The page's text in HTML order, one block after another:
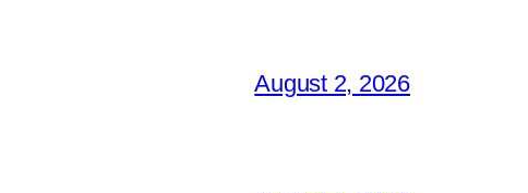
August 2, 2026